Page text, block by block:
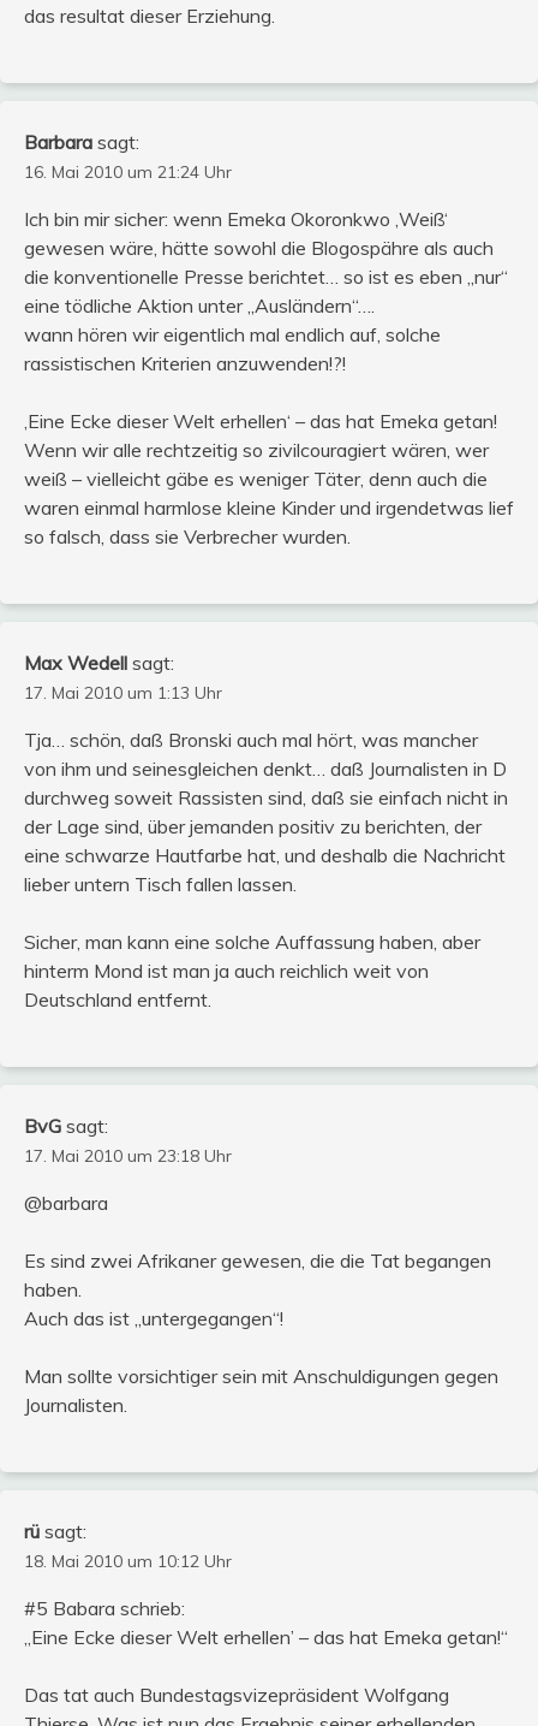
das resultat dieser Erziehung.
Barbara sagt:
16. Mai 2010 um 21:24 Uhr
Ich bin mir sicher: wenn Emeka Okoronkwo ‚Weiß‘
gewesen wäre, hätte sowohl die Blogospähre als auch
die konventionelle Presse berichtet… so ist es eben „nur“
eine tödliche Aktion unter „Ausländern“….
wann hören wir eigentlich mal endlich auf, solche
rassistischen Kriterien anzuwenden!?!
‚Eine Ecke dieser Welt erhellen‘ – das hat Emeka getan!
Wenn wir alle rechtzeitig so zivilcouragiert wären, wer
weiß – vielleicht gäbe es weniger Täter, denn auch die
waren einmal harmlose kleine Kinder und irgendetwas lief
so falsch, dass sie Verbrecher wurden.
Max Wedell sagt:
17. Mai 2010 um 1:13 Uhr
Tja… schön, daß Bronski auch mal hört, was mancher
von ihm und seinesgleichen denkt… daß Journalisten in D
durchweg soweit Rassisten sind, daß sie einfach nicht in
der Lage sind, über jemanden positiv zu berichten, der
eine schwarze Hautfarbe hat, und deshalb die Nachricht
lieber untern Tisch fallen lassen.
Sicher, man kann eine solche Auffassung haben, aber
hinterm Mond ist man ja auch reichlich weit von
Deutschland entfernt.
BvG sagt:
17. Mai 2010 um 23:18 Uhr
@barbara
Es sind zwei Afrikaner gewesen, die die Tat begangen
haben.
Auch das ist „untergegangen“!
Man sollte vorsichtiger sein mit Anschuldigungen gegen
Journalisten.
rü sagt:
18. Mai 2010 um 10:12 Uhr
#5 Babara schrieb:
„Eine Ecke dieser Welt erhellen’ – das hat Emeka getan!“
Das tat auch Bundestagsvizepräsident Wolfgang